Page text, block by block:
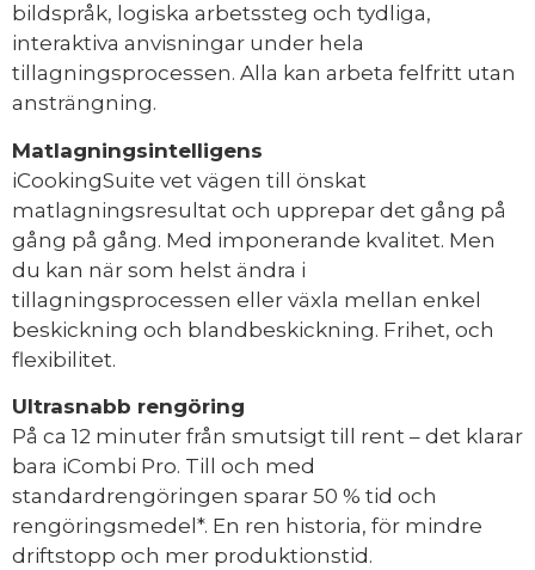
bildspråk, logiska arbetssteg och tydliga,
interaktiva anvisningar under hela
tillagningsprocessen. Alla kan arbeta felfritt utan
ansträngning.
Matlagningsintelligens
iCookingSuite vet vägen till önskat
matlagningsresultat och upprepar det gång på
gång på gång. Med imponerande kvalitet. Men
du kan när som helst ändra i
tillagningsprocessen eller växla mellan enkel
beskickning och blandbeskickning. Frihet, och
flexibilitet.
Ultrasnabb rengöring
På ca 12 minuter från smutsigt till rent – det klarar
bara iCombi Pro. Till och med
standardrengöringen sparar 50 % tid och
rengöringsmedel*. En ren historia, för mindre
driftstopp och mer produktionstid.